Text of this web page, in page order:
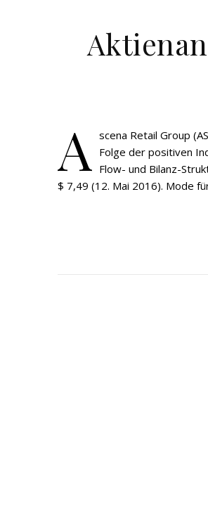
A scena Retail Group
Folge der positiven
Flow- und Bilanz-
$ 7,49 (12. Mai 2016). Mode